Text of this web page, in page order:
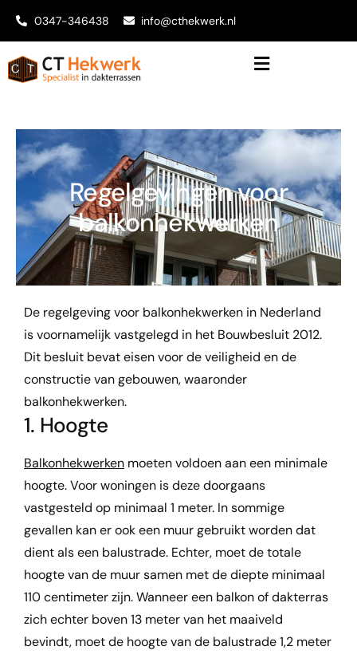
0347-346438 info@cthekwerk.nl
Regelgevingen voor
balkonhekwerken
De regelgeving voor balkonhekwerken in Nederland
is voornamelijk vastgelegd in het Bouwbesluit 2012.
Dit besluit bevat eisen voor de veiligheid en de
constructie van gebouwen, waaronder
balkonhekwerken.
1. Hoogte
Balkonhekwerken moeten voldoen aan een minimale
hoogte. Voor woningen is deze doorgaans
vastgesteld op minimaal 1 meter. In sommige
gevallen kan er ook een muur gebruikt worden dat
dient als een balustrade. Echter, moet de totale
hoogte van de muur samen met de diepte minimaal
110 centimeter zijn.Wanneer een balkon of dakterras
zich echter boven 13 meter van het maaiveld
bevindt, moet de hoogte van de balustrade 1,2 meter